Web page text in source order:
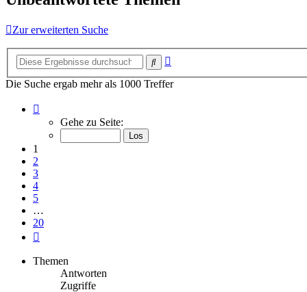
Zur erweiterten Suche
Suche
Die Suche ergab mehr als 1000 Treffer
von
Gehe zu Seite:
1
2
3
4
5
…
20
Themen
Antworten
Zugriffe